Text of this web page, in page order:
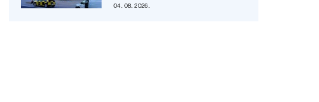
04. 08. 2026.